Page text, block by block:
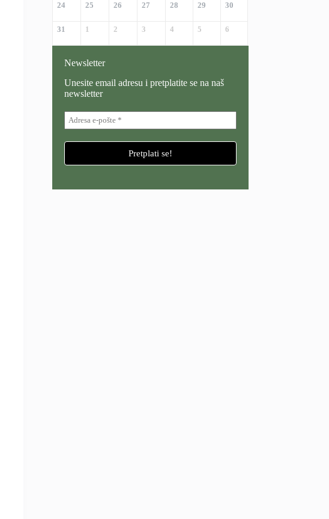
24 25 26 27 28 29 30
31 1 2 3 4 5 6
Newsletter
Unesite email adresu i pretplatite se na naš
newsletter